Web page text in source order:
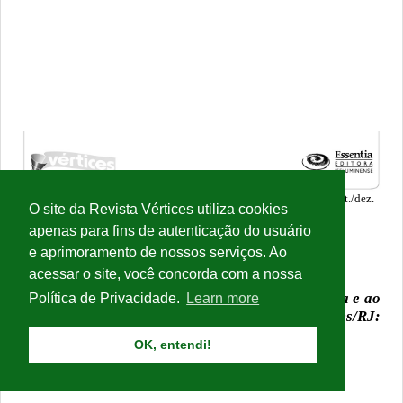
O site da Revista Vértices utiliza cookies
apenas para fins de autenticação do usuário
e aprimoramento de nossos serviços. Ao
acessar o site, você concorda com a nossa
Política de Privacidade.
Learn more
OK, entendi!